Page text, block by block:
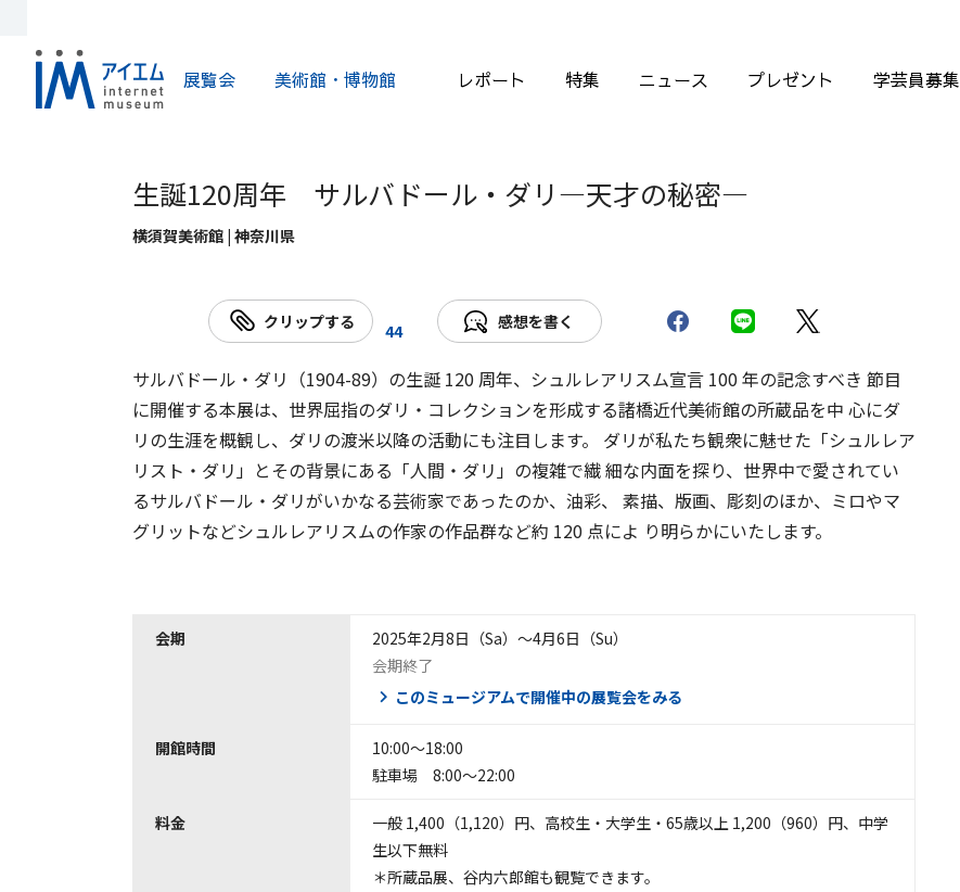
展覧会 美術館・博物館 レポート 特集 ニュース プレゼント 学芸員募集
生誕120周年 サルバドール・ダリ―天才の秘密―
横須賀美術館 | 神奈川県
クリップする 44 感想を書く
サルバドール・ダリ（1904-89）の生誕 120 周年、シュルレアリスム宣言 100 年の記念すべき 節目
に開催する本展は、世界屈指のダリ・コレクションを形成する諸橋近代美術館の所蔵品を中 心にダ
リの生涯を概観し、ダリの渡米以降の活動にも注目します。 ダリが私たち観衆に魅せた「シュルレア
リスト・ダリ」とその背景にある「人間・ダリ」の複雑で繊 細な内面を探り、世界中で愛されてい
るサルバドール・ダリがいかなる芸術家であったのか、油彩、 素描、版画、彫刻のほか、ミロやマ
グリットなどシュルレアリスムの作家の作品群など約 120 点によ り明らかにいたします。
会期
2025年2月8日（Sa）〜4月6日（Su）
会期終了
このミュージアムで開催中の展覧会をみる
開館時間
10:00～18:00
駐車場 8:00～22:00
料金
一般 1,400（1,120）円、高校生・大学生・65歳以上 1,200（960）円、中学
生以下無料
＊所蔵品展、谷内六郎館も観覧できます。